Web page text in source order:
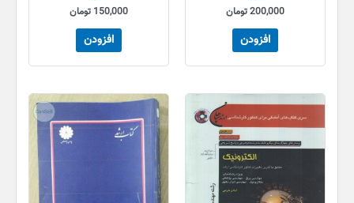
200,000تومان
افزودن
150,000 تومان
افزودن